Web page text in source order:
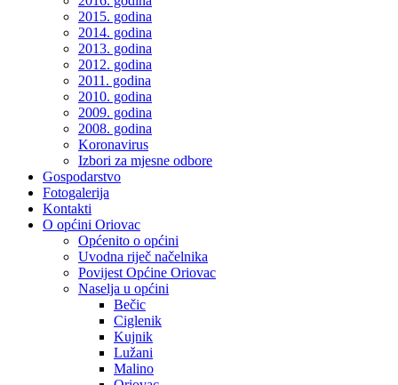
2015. godina
2014. godina
2013. godina
2012. godina
2011. godina
2010. godina
2009. godina
2008. godina
Koronavirus
Izbori za mjesne odbore
Gospodarstvo
Fotogalerija
Kontakti
O općini Oriovac
Općenito o općini
Uvodna riječ načelnika
Povijest Općine Oriovac
Naselja u općini
Bečic
Ciglenik
Kujnik
Lužani
Malino